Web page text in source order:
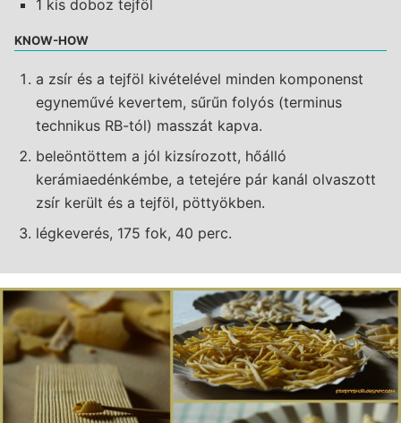
1 kis doboz tejföl
KNOW-HOW
a zsír és a tejföl kivételével minden komponenst
egyneművé kevertem, sűrűn folyós (terminus
technikus RB-tól) masszát kapva.
beleöntöttem a jól kizsírozott, hőálló
kerámiaedénkémbe, a tetejére pár kanál olvaszott
zsír került és a tejföl, pöttyökben.
légkeverés, 175 fok, 40 perc.